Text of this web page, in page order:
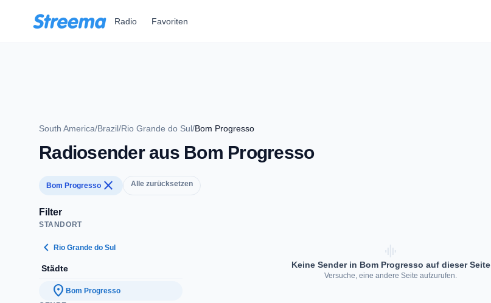
Radio Favoriten
South America/Brazil/Rio Grande do Sul/Bom Progresso
Radiosender aus Bom Progresso
Bom Progresso close Alle zurücksetzen
Filter
STANDORT
chevron_left Rio Grande do Sul
Städte
location_on Bom Progresso
Keine Sender in Bom Progresso auf dieser Seite
Versuche, eine andere Seite aufzurufen.